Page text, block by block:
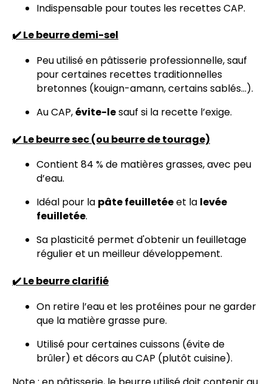
Indispensable pour toutes les recettes CAP.
✔️ Le beurre demi-sel
Peu utilisé en pâtisserie professionnelle, sauf
pour certaines recettes traditionnelles
bretonnes (kouign-amann, certains sablés...).
Au CAP,évite-lesauf si la recette l’exige.
✔️ Le beurre sec (ou beurre de tourage)
Contient 84 % de matières grasses, avec peu
d’eau.
Idéal pour la pâte feuilletéeet la levée
feuilletée.
Sa plasticité permet d'obtenir un feuilletage
régulier et un meilleur développement.
✔️ Le beurre clarifié
On retire l’eau et les protéines pour ne garder
que la matière grasse pure.
Utilisé pour certaines cuissons (évite de
brûler) et décors au CAP (plutôt cuisine).